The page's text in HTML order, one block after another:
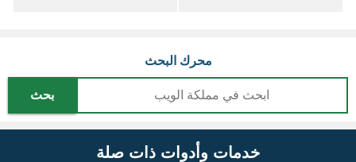
محرك البحث
بحث
خدمات وأدوات ذات صلة